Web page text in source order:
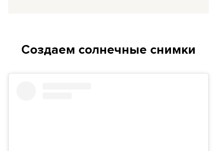
Создаем солнечные снимки